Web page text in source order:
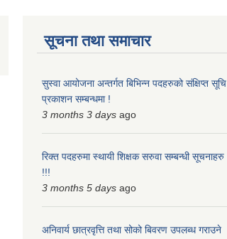
सूचना तथा समाचार
सुस्वा आयोजना अन्तर्गत बिभिन्न पदहरुको संक्षिप्त सूचि
प्रकाशन सम्बन्धमा !
3 months 3 days ago
रिक्त पदहरुमा स्थायी शिक्षक सरुवा सम्बन्धी सूचनाहरु
!!!
3 months 5 days ago
अनिवार्य छात्रवृत्ति तथा सोको बिवरण उपलब्ध गराउने